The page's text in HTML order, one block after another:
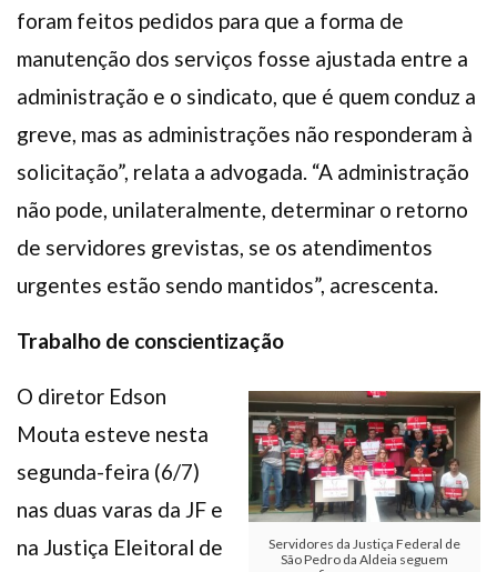
foram feitos pedidos para que a forma de
manutenção dos serviços fosse ajustada entre a
administração e o sindicato, que é quem conduz a
greve, mas as administrações não responderam à
solicitação”, relata a advogada. “A administração
não pode, unilateralmente, determinar o retorno
de servidores grevistas, se os atendimentos
urgentes estão sendo mantidos”, acrescenta.
Trabalho de conscientização
Servidores da Justiça Federal de
São Pedro da Aldeia seguem
O diretor Edson
Mouta esteve nesta
segunda-feira (6/7)
nas duas varas da JF e
na Justiça Eleitoral de